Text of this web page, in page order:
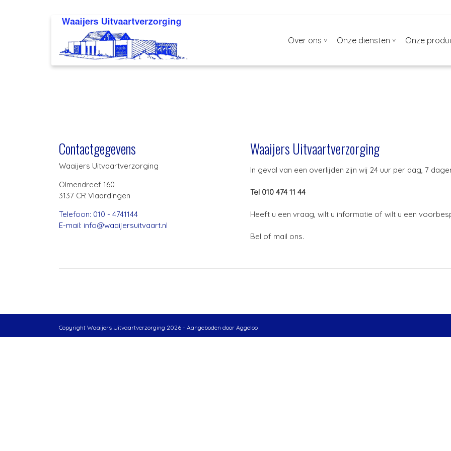
Over ons Onze diensten Onze
Contactgegevens
Waaijers Uitvaartverzorging
Olmendreef 160
3137 CR Vlaardingen
Telefoon: 010 - 4741144
E-mail: info@waaijersuitvaart.nl
Waaijers Uitvaartverzorging
In geval van een overlijden zijn wij 24 uur per dag, 7
Tel 010 474 11 44
Heeft u een vraag, wilt u informatie of wilt u een
Bel of mail ons.
Copyright Waaijers Uitvaartverzorging 2026 - Aangeboden door Aggeloo